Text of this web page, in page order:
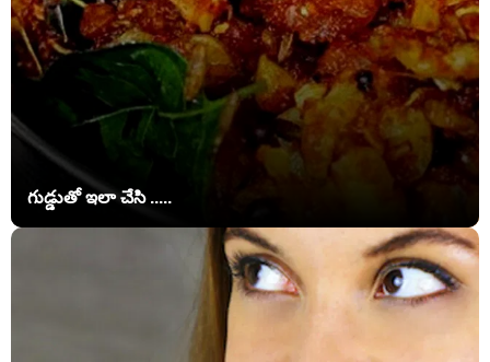
గుడ్డుతో ఇలా చేసి .....